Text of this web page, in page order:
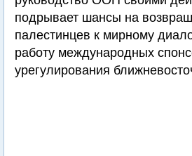
подрывает шансы на
палестинцев к мирному
работу международных
урегулирования